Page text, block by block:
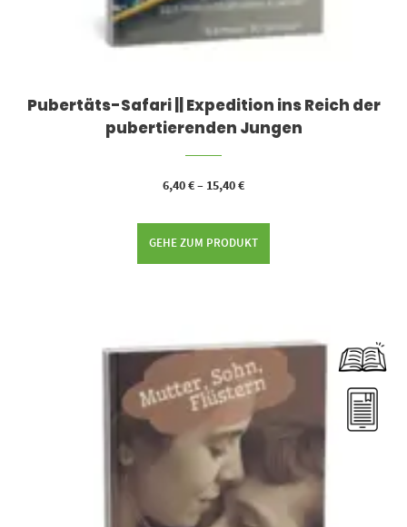
Pubertäts-Safari || Expedition ins Reich der
pubertierenden Jungen
6,40€– 15,40€
GEHE ZUM PRODUKT